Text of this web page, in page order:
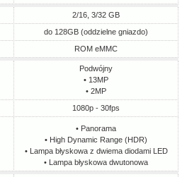
2/16, 3/32 GB
do 128GB (oddzielne gniazdo)
ROM eMMC
Podwójny
• 13MP
• 2MP
1080p - 30fps
• Panorama
• High Dynamic Range (HDR)
• Lampa błyskowa z dwiema diodami LED
• Lampa błyskowa dwutonowa